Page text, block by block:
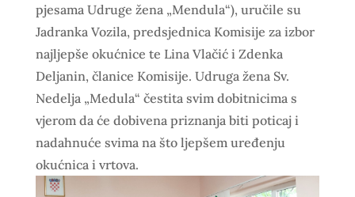
pjesama Udruge žena „Mendula“), uručile su
Jadranka Vozila, predsjednica Komisije za izbor
najljepše okućnice te Lina Vlačić i Zdenka
Deljanin, članice Komisije. Udruga žena Sv.
Nedelja „Medula“ čestita svim dobitnicima s
vjerom da će dobivena priznanja biti poticaj i
nadahnuće svima na što ljepšem uređenju
okućnica i vrtova.